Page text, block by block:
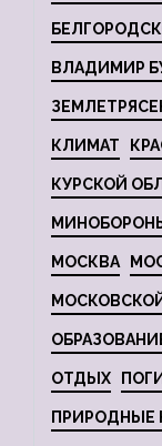
ВЛАДИМИР
КЛИМАТ
КУРСКОЙ
МОСКВА
ОТДЫХ
ПРИРОДНЫЕ